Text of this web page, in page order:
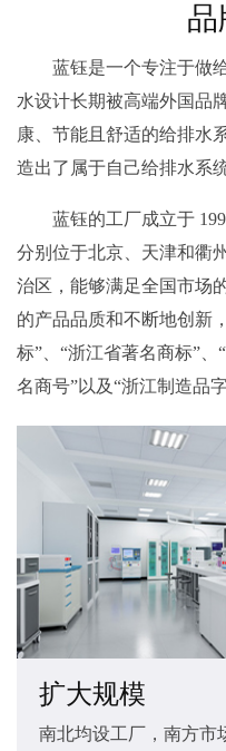
品
蓝钰是一个专注于做
水设计长期被高端外国品
康、节能且舒适的给排水
造出了属于自己给排水系统
蓝钰的工厂成立于
分别位于北京、天津和衢
治区，能够满足全国市场
的产品品质和不断地创新
标”、“浙江省著名商标”
名商号”以及“浙江制造品
扩大规模
南北均设工厂，南方市